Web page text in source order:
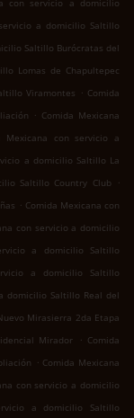
con servicio a domicilio
a domicilio Saltillo
Saltillo Burócratas del
Lomas de Chapultepec
Viramontes . Comida
. Comida Mexicana
Mexicana con servicio a
a domicilio Saltillo La
Saltillo Country Club
.
. Comida Mexicana con
con servicio a domicilio
a domicilio Saltillo
a domicilio Saltillo
domicilio Saltillo Real del
Mirasierra 2da Etapa
Mirador . Comida
. Comida Mexicana
con servicio a domicilio
a domicilio Saltillo